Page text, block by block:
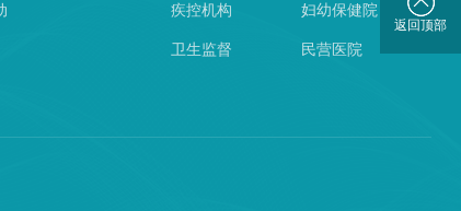
疾控机构 妇幼保健院
卫生监督 民营医院
返回顶部